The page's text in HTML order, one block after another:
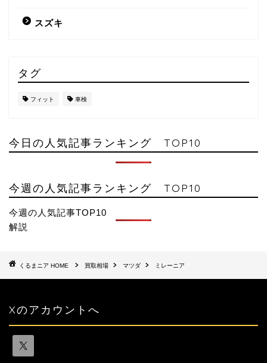
スズキ
タグ
フィット 車検
今日の人気記事ランキング TOP10
今週の人気記事ランキング TOP10
今週の人気記事TOP10
解説
HOME 買取相場 マツダ ミレーニア
Xのアカウントへ